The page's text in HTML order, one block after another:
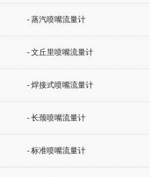
- 蒸汽喷嘴流量计
- 文丘里喷嘴流量计
- 焊接式喷嘴流量计
- 长颈喷嘴流量计
- 标准喷嘴流量计